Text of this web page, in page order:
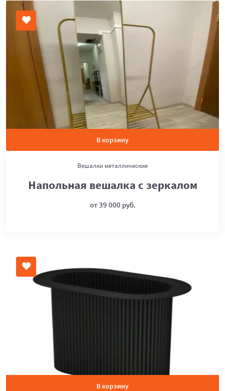
В корзину
Вешалки металлические
Напольная вешалка с зеркалом
от 39 000 руб.
В корзину